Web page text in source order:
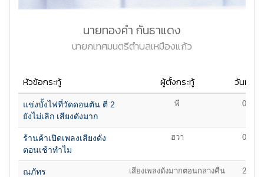
นายทองคำ กันธาแดง
นายกเทศมนตรีตำบลเหมืองแก้ว
หัวข้อกระทู้ ผู้ตั้งกระทู้ วันที่ต้ัง
แข่งบั้งไฟที่วัดดอนตัน ตี 2
ยังไม่เลิก เสียงดังมาก
พี 07/
ร้านค้าเปิดเพลงเสียงดัง
ตอนเช้าทำไม
ฮวา 04/
ณภัทร เสียงเพลงดังมากตอนกลางคืน 24/